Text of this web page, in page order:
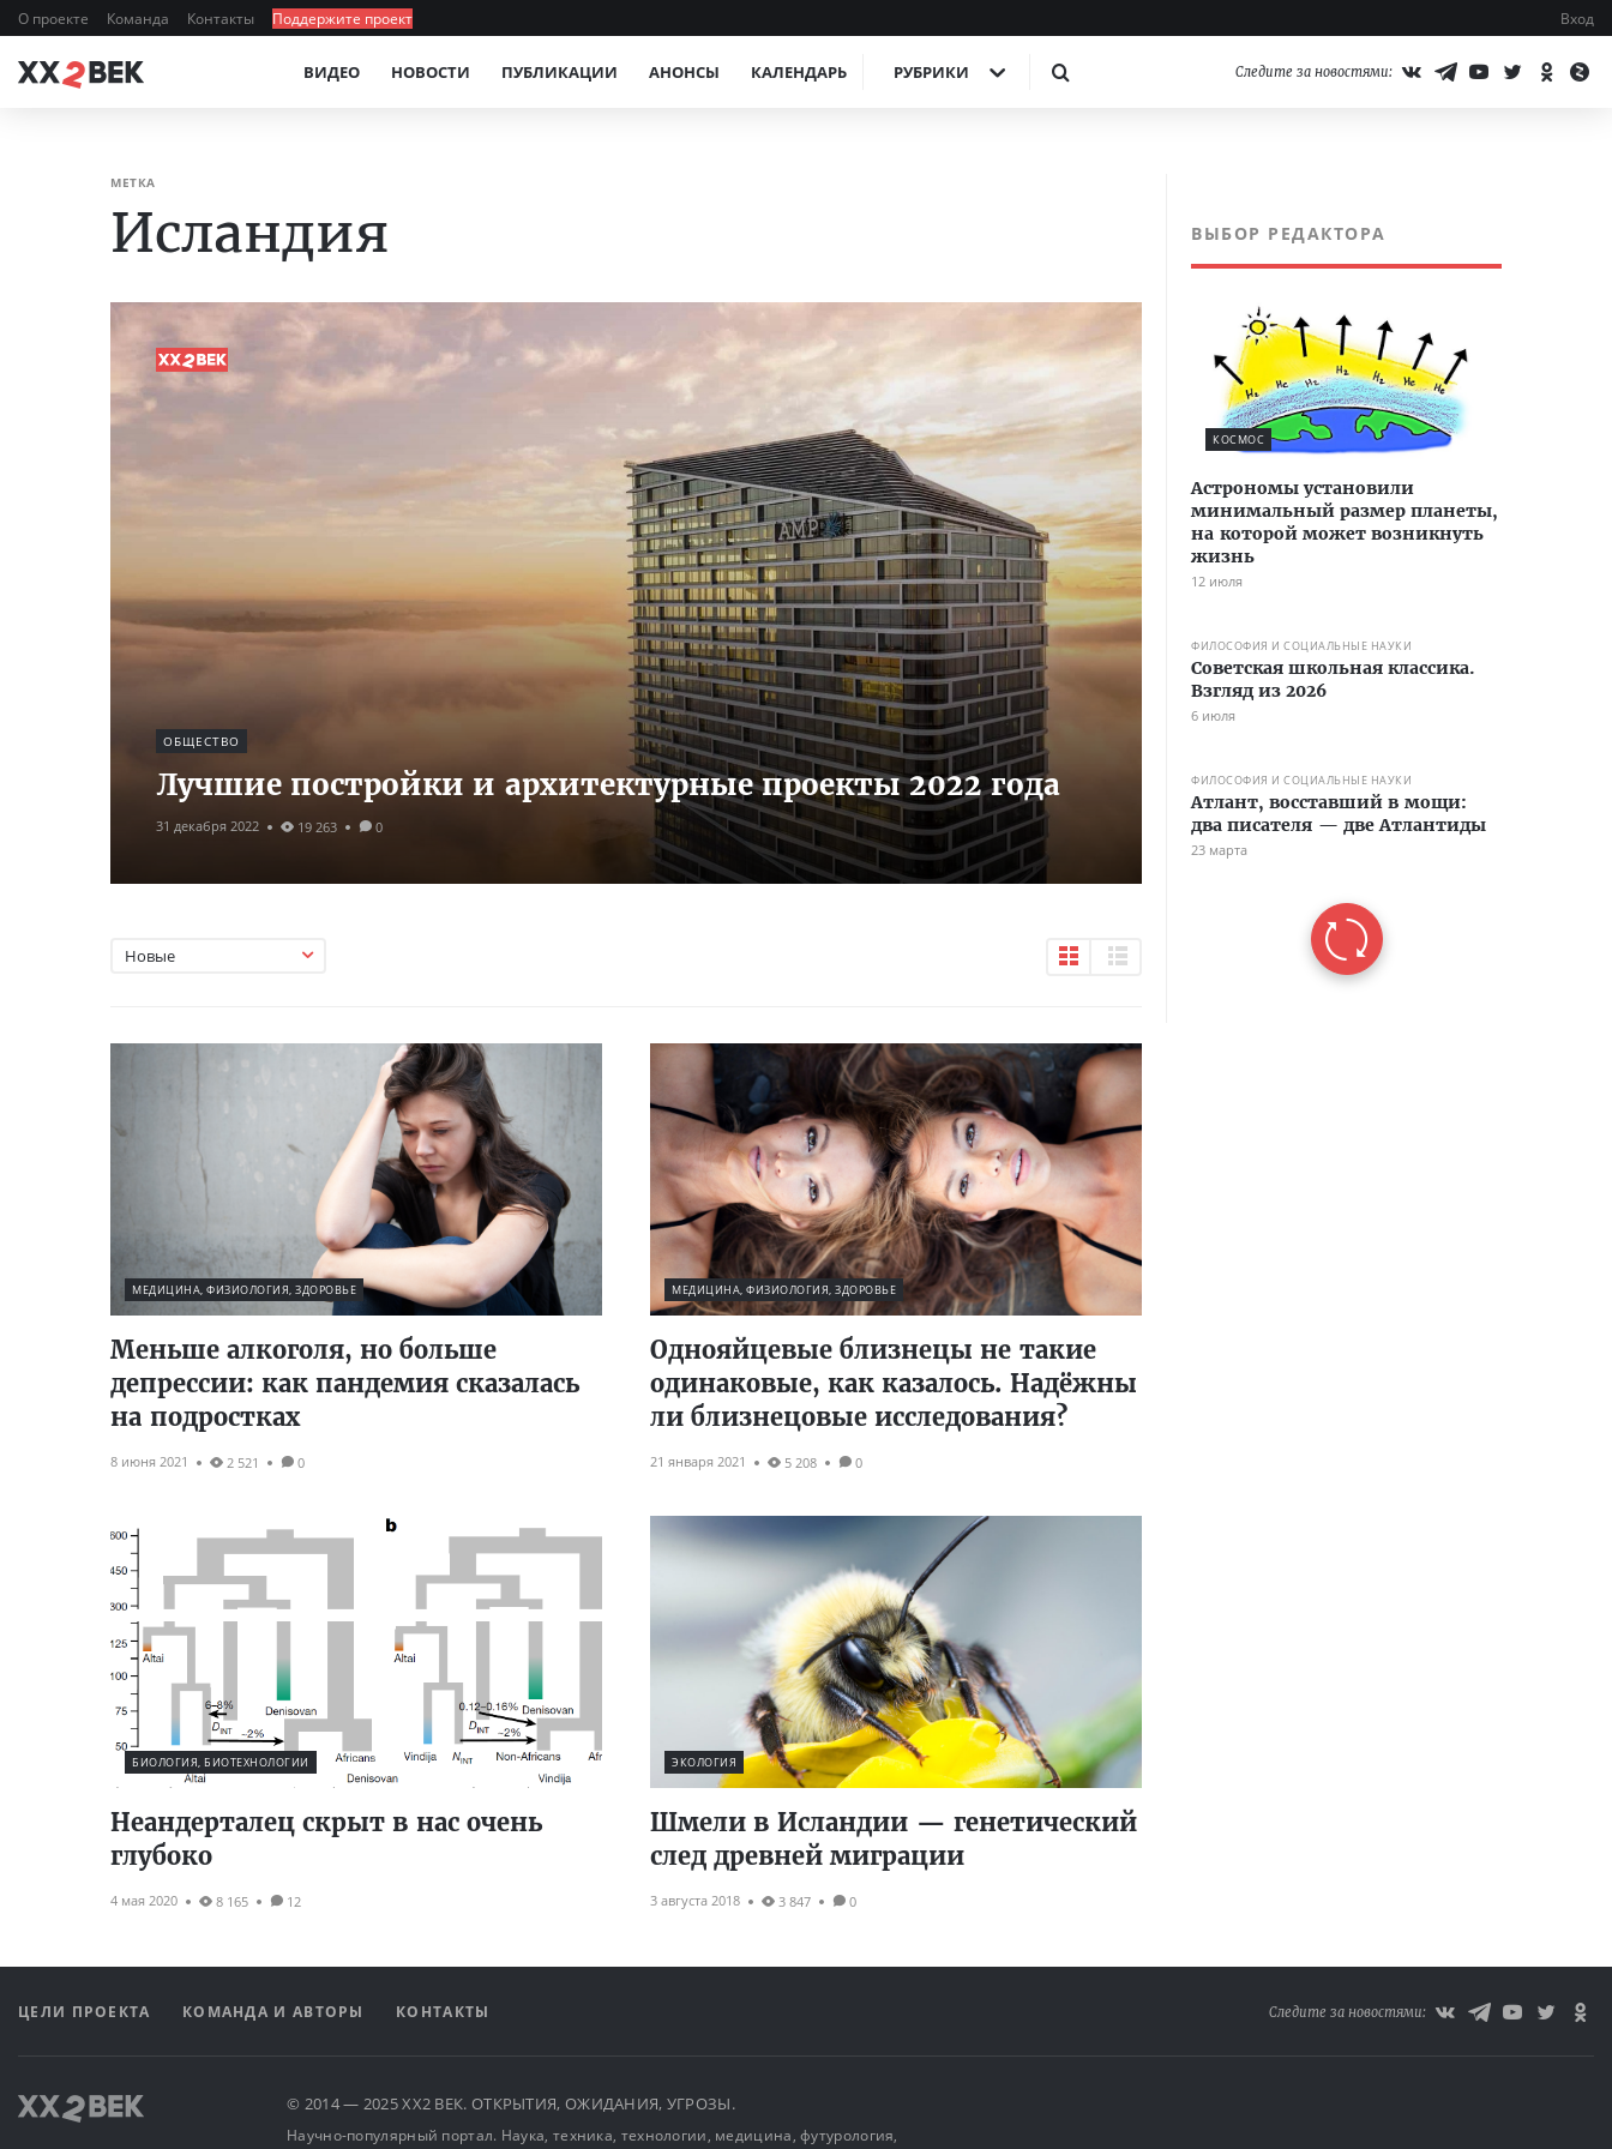
О проекте Команда Контакты Поддержите проект Вход
ВИДЕО НОВОСТИ ПУБЛИКАЦИИ АНОНСЫ КАЛЕНДАРЬ РУБРИКИ Следите за новостями:
МЕТКА
Исландия
ОБЩЕСТВО
Лучшие постройки и архитектурные проекты 2022 года
31 декабря 2022 19 263 0
Новые
МЕДИЦИНА, ФИЗИОЛОГИЯ, ЗДОРОВЬЕ
Меньше алкоголя, но больше
депрессии: как пандемия сказалась
на подростках
8 июня 2021 2 521 0
МЕДИЦИНА, ФИЗИОЛОГИЯ, ЗДОРОВЬЕ
Однояйцевые близнецы не такие
одинаковые, как казалось. Надёжны
ли близнецовые исследования?
21 января 2021 5 208 0
БИОЛОГИЯ, БИОТЕХНОЛОГИИ
Неандерталец скрыт в нас очень
глубоко
4 мая 2020 8 165 12
ЭКОЛОГИЯ
Шмели в Исландии — генетический
след древней миграции
3 августа 2018 3 847 0
ВЫБОР РЕДАКТОРА
КОСМОС
Астрономы установили
минимальный размер планеты,
на которой может возникнуть
жизнь
12 июля
ФИЛОСОФИЯ И СОЦИАЛЬНЫЕ НАУКИ
Советская школьная классика.
Взгляд из 2026
6 июля
ФИЛОСОФИЯ И СОЦИАЛЬНЫЕ НАУКИ
Атлант, восставший в мощи:
два писателя — две Атлантиды
23 марта
ЦЕЛИ ПРОЕКТА КОМАНДА И АВТОРЫ КОНТАКТЫ Следите за новостями:
© 2014 — 2025 XX2 ВЕК. ОТКРЫТИЯ, ОЖИДАНИЯ, УГРОЗЫ.
Научно-популярный портал. Наука, техника, технологии, медицина, футурология,